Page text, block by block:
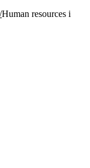
Human resources i